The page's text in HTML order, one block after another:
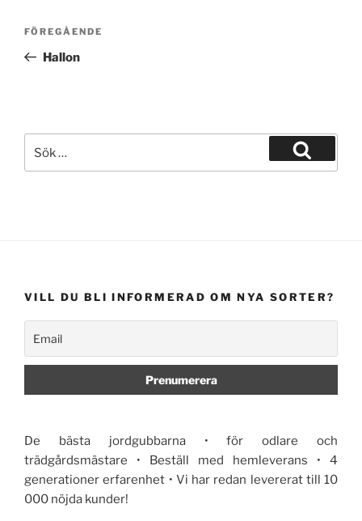
Inläggsnavigering
Föregående
inlägg
FÖREGÅENDE
Hallon
efter:
Sök
VILL DU BLI INFORMERAD OM NYA SORTER?
De bästa jordgubbarna • för odlare och
trädgårdsmästare • Beställ med hemleverans • 4
generationer erfarenhet • Vi har redan levererat till 10
000 nöjda kunder!